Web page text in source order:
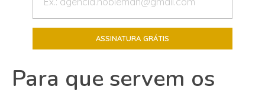
Para que servem os